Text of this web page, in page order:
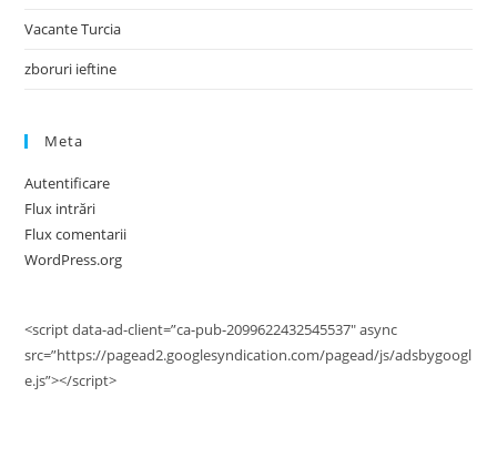
Vacante Turcia
zboruri ieftine
Meta
Autentificare
Flux intrări
Flux comentarii
WordPress.org
<script data-ad-client=”ca-pub-2099622432545537″ async
src=”https://pagead2.googlesyndication.com/pagead/js/adsbygoogl
e.js”></script>